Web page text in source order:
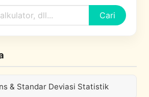
Cari
& Standar Deviasi Statistik